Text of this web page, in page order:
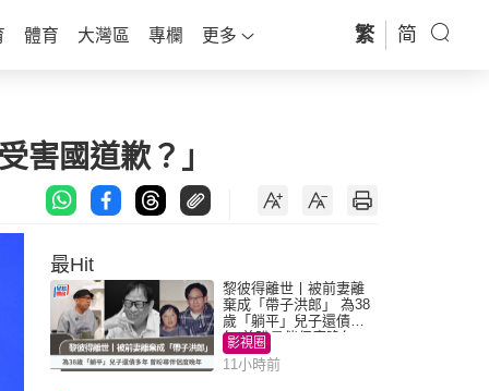
體育 大灣區 專欄 更多 繁 简
害國道歉？」
最Hit
黎彼得離世丨被前妻離
棄成「帶子洪郎」 為38
歲「躺平」兒子還債多
年 曾盼尋伴侶度晚年
影視圈
11小時前